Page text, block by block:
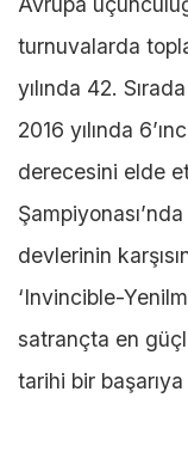
turnuvalarda
yılında 42.
2016 yılında
derecesini elde
devlerinin
‘Invincible-
satrançta en
tarihi bir başarıya